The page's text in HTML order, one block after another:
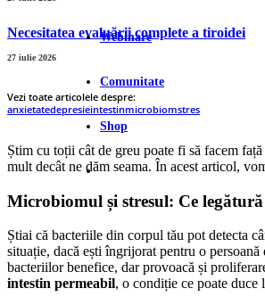
Webinare
Comunitate
Shop
Necesitatea evaluării complete a tiroidei
27 iulie 2026
Vezi toate articolele despre:
anxietatedepresieintestinmicrobiomstres
Știm cu toții cât de greu poate fi să facem
mult decât ne dăm seama. În acest articol,
Microbiomul și stresul: Ce legătură
Știai că bacteriile din corpul tău pot detecta
situație, dacă ești îngrijorat pentru o
bacteriilor benefice, dar provoacă și
intestin permeabil, o condiție ce poate duce